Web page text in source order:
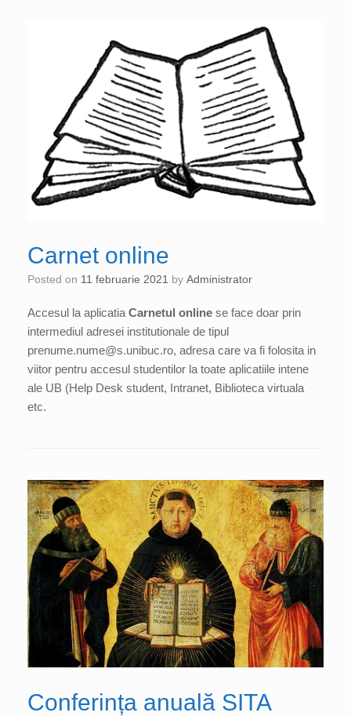
Carnet online
Posted on 11 februarie 2021 by Administrator
Accesul la aplicatia Carnetul online se face doar prin
intermediul adresei institutionale de tipul
prenume.nume@s.unibuc.ro, adresa care va fi folosita in
viitor pentru accesul studentilor la toate aplicatiile intene
ale UB (Help Desk student, Intranet, Biblioteca virtuala
etc.
Conferința anuală SITA